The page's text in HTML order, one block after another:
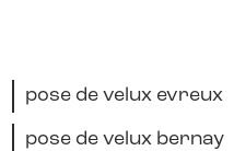
pose de velux evreux
pose de velux bernay